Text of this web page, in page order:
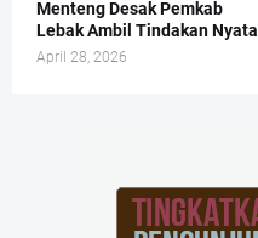
Menteng Desak Pemkab
Lebak Ambil Tindakan Nyata
April 28, 2026